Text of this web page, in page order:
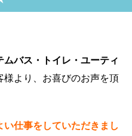
タ
ムバス・トイレ・ユーティ
様より、お喜びのお声を頂
い仕事をしていただきまし